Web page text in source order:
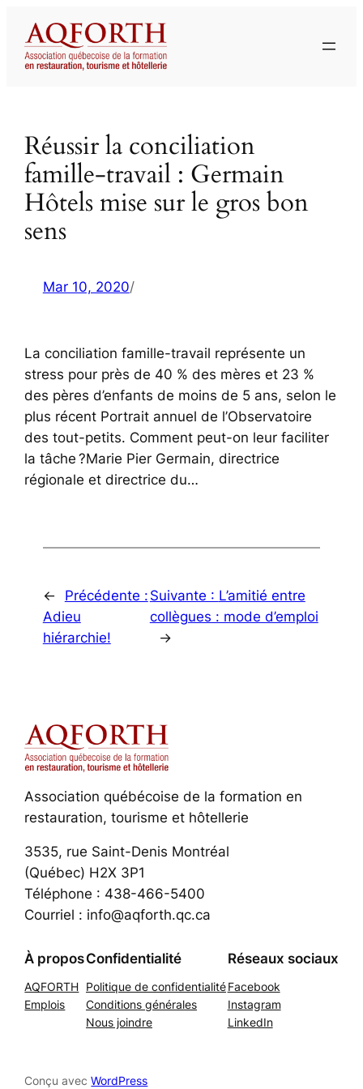
contenu
Réussir la conciliation
famille-travail : Germain
Hôtels mise sur le gros bon
sens
Mar 10, 2020/
La conciliation famille-travail représente un
stress pour près de 40 % des mères et 23 %
des pères d’enfants de moins de 5 ans, selon le
plus récent Portrait annuel de l’Observatoire
des tout-petits. Comment peut-on leur faciliter
la tâche ?Marie Pier Germain, directrice
régionale et directrice du…
←
Précédente :
Adieu
hiérarchie!
Suivante : L’amitié entre
collègues : mode d’emploi
→
Association québécoise de la formation en
restauration, tourisme et hôtellerie
3535, rue Saint-Denis Montréal
(Québec) H2X 3P1
Téléphone : 438-466-5400
Courriel : info@aqforth.qc.ca
À propos
AQFORTH
Emplois
Confidentialité
Politique de confidentialité
Conditions générales
Nous joindre
Réseaux sociaux
Facebook
Instagram
LinkedIn
Conçu avecWordPress